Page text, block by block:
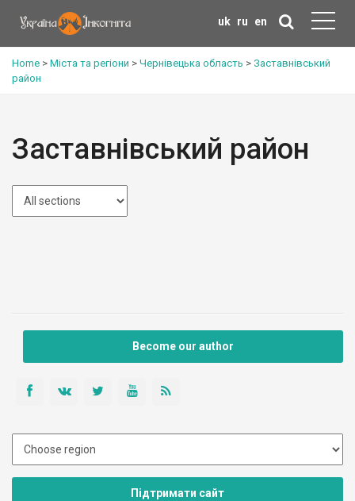
uk ru en
Home > Міста та регіони > Чернівецька область > Заставнівський
район
Заставнівський район
Become our author
Підтримати сайт